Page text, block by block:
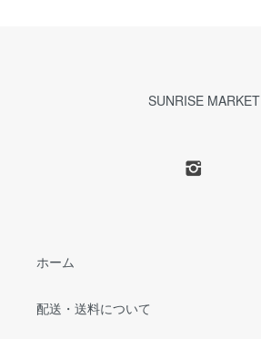
SUNRISE MARKET
ホーム
配送・送料について